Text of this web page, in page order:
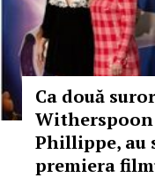
Ca două
Witherspoon
Phillippe, au
premiera